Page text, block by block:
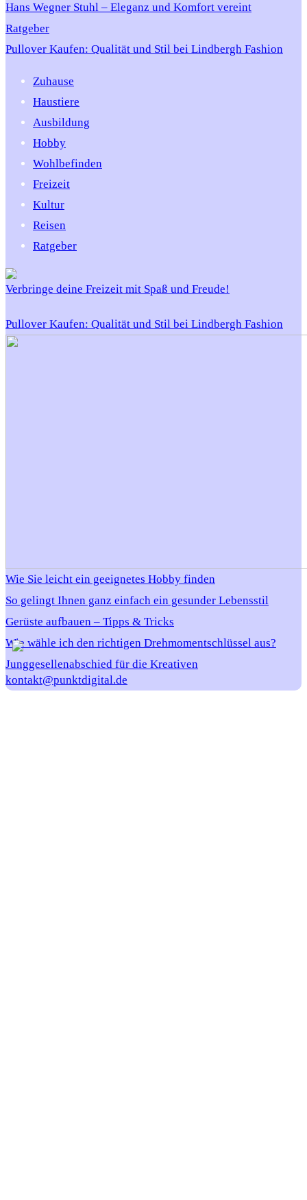
Hans Wegner Stuhl – Eleganz und Komfort vereint
Ratgeber
Pullover Kaufen: Qualität und Stil bei Lindbergh Fashion
Zuhause
Haustiere
Ausbildung
Hobby
Wohlbefinden
Freizeit
Kultur
Reisen
Ratgeber
Verbringe deine Freizeit mit Spaß und Freude!
Pullover Kaufen: Qualität und Stil bei Lindbergh Fashion
Wie Sie leicht ein geeignetes Hobby finden
So gelingt Ihnen ganz einfach ein gesunder Lebensstil
Gerüste aufbauen – Tipps & Tricks
Wie wähle ich den richtigen Drehmomentschlüssel aus?
Junggesellenabschied für die Kreativen
kontakt@punktdigital.de